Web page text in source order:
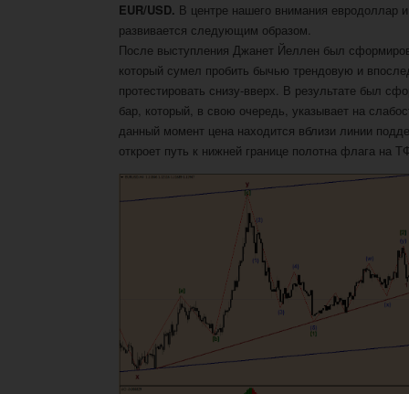
EUR/USD. В центре нашего внимания евродоллар
развивается следующим образом.
После выступления Джанет Йеллен был
который сумел пробить бычью трендовую и
протестировать снизу-вверх. В результате был
бар, который, в свою очередь, указывает на
данный момент цена находится вблизи линии
откроет путь к нижней границе полотна флага на